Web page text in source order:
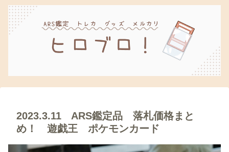
2023.3.11 ARS鑑定品 落札価格まと
め！ 遊戯王 ポケモンカード